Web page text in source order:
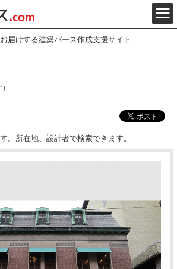
届けする建築パース作成支援サイト
。所在地、設計者で検索できます。